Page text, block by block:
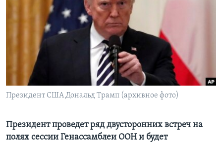
Learning English
СОЦИАЛЬНЫЕ СЕТИ
Президент США Дональд Трамп (архивное фото)
Президент проведет ряд двусторонних встреч на
полях сессии Генассамблеи ООН и будет